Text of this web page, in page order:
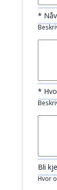
*
*
Bli
Hvor